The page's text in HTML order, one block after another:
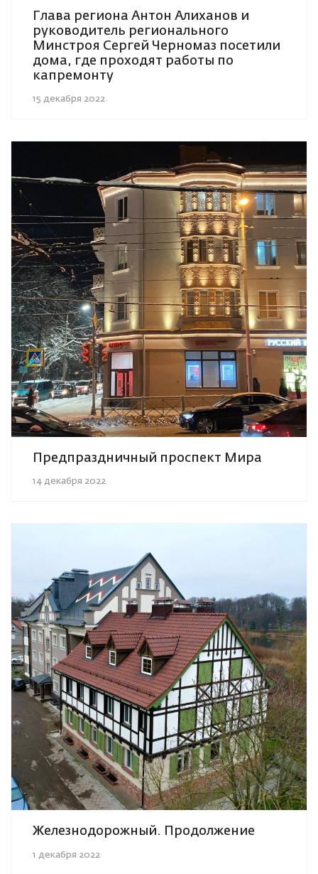
Глава региона Антон Алиханов и
руководитель регионального
Минстроя Сергей Черномаз посетили
дома, где проходят работы по
капремонту
15 декабря 2022
Предпраздничный проспект Мира
14 декабря 2022
Железнодорожный. Продолжение
1 декабря 2022